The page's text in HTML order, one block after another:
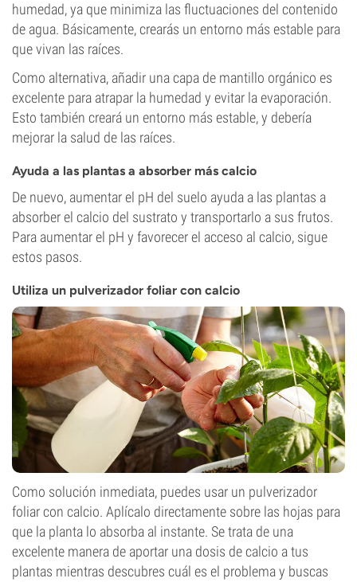
humedad, ya que minimiza las fluctuaciones del contenido
de agua. Básicamente, crearás un entorno más estable para
que vivan las raíces.
Como alternativa, añadir una capa de mantillo orgánico es
excelente para atrapar la humedad y evitar la evaporación.
Esto también creará un entorno más estable, y debería
mejorar la salud de las raíces.
Ayuda a las plantas a absorber más calcio
De nuevo, aumentar el pH del suelo ayuda a las plantas a
absorber el calcio del sustrato y transportarlo a sus frutos.
Para aumentar el pH y favorecer el acceso al calcio, sigue
estos pasos.
Utiliza un pulverizador foliar con calcio
Como solución inmediata, puedes usar un pulverizador
foliar con calcio. Aplícalo directamente sobre las hojas para
que la planta lo absorba al instante. Se trata de una
excelente manera de aportar una dosis de calcio a tus
plantas mientras descubres cuál es el problema y buscas